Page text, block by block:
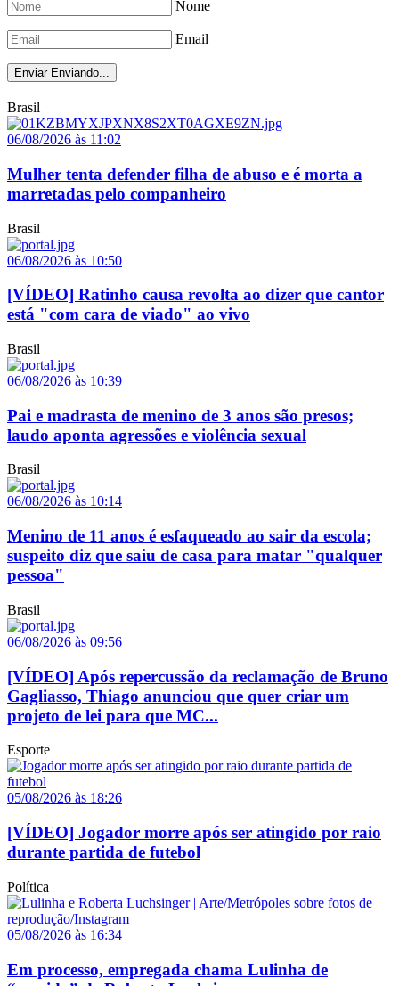
Nome
Email
Enviar Enviando...
Brasil
06/08/2026 às 11:02
Mulher tenta defender filha de abuso e é morta a
marretadas pelo companheiro
Brasil
06/08/2026 às 10:50
[VÍDEO] Ratinho causa revolta ao dizer que cantor
está "com cara de viado" ao vivo
Brasil
06/08/2026 às 10:39
Pai e madrasta de menino de 3 anos são presos;
laudo aponta agressões e violência sexual
Brasil
06/08/2026 às 10:14
Menino de 11 anos é esfaqueado ao sair da escola;
suspeito diz que saiu de casa para matar "qualquer
pessoa"
Brasil
06/08/2026 às 09:56
[VÍDEO] Após repercussão da reclamação de Bruno
Gagliasso, Thiago anunciou que quer criar um
projeto de lei para que MC...
Esporte
05/08/2026 às 18:26
[VÍDEO] Jogador morre após ser atingido por raio
durante partida de futebol
Política
05/08/2026 às 16:34
Em processo, empregada chama Lulinha de